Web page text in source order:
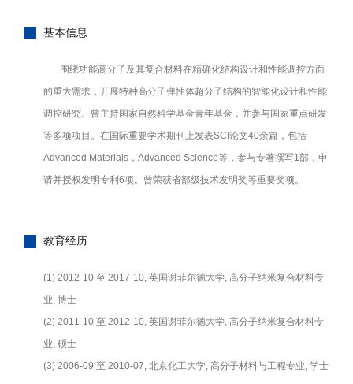
基本信息
围绕功能高分子及其复合材料在精确化结构设计和性能调控方面
的重大需求，开展特种高分子弹性体超分子结构的智能化设计和性能
调控研究。曾主持国家自然科学基金青年基金，并参与国家重点研发
等多项项目。在国际重要学术期刊上发表SCI论文40余篇，包括
Advanced Materials，Advanced Science等，参与专著撰写1部，申
请并授权发明专利6项。曾荣获省部级技术发明奖等重要奖项。
教育经历
(1) 2012-10 至 2017-10, 英国谢菲尔德大学, 高分子纳米复合材料专
业, 博士
(2) 2011-10 至 2012-10, 英国谢菲尔德大学, 高分子纳米复合材料专
业, 硕士
(3) 2006-09 至 2010-07, 北京化工大学, 高分子材料与工程专业, 学士